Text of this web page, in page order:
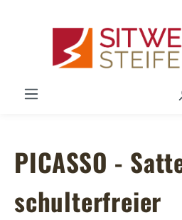
PICASSO -
schulterfreier